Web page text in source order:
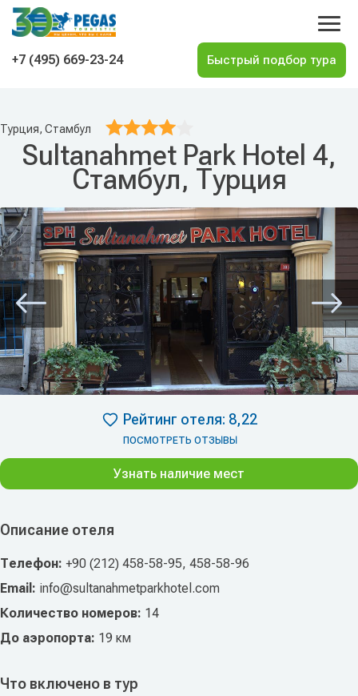
На главную
+7 (495) 669-23-24
Турция, Стамбул
Sultanahmet Park Hotel 4,
Стамбул, Турция
Описание отеля
Телефон: +90 (212) 458-58-95, 458-58-96
Email: info@sultanahmetparkhotel.com
Количество номеров: 14
До аэропорта: 19 км
Что включено в тур
ПОСМОТРЕТЬ ОТЗЫВЫ
Рейтинг отеля: 8,22
Узнать наличие мест